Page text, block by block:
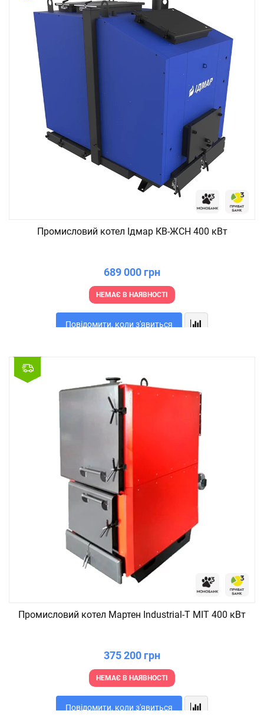
Промисловий котел Ідмар КВ-ЖСН 400 кВт
689 000 грн
НЕМАЄ В НАЯВНОСТІ
Повідомити, коли з'явиться
Промисловий котел Мартен Industrial-T MIT 400 кВт
375 200 грн
НЕМАЄ В НАЯВНОСТІ
Повідомити, коли з'явиться